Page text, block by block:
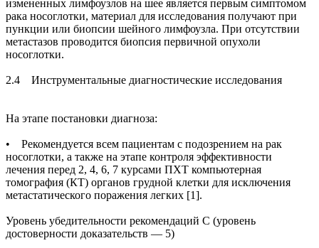
измененных лимфоузлов на шее является первым симптомом
рака носоглотки, материал для исследования получают при
пункции или биопсии шейного лимфоузла. При отсутствии
метастазов проводится биопсия первичной опухоли
носоглотки.
2.4 Инструментальные диагностические исследования
На этапе постановки диагноза:
• Рекомендуется всем пациентам с подозрением на рак
носоглотки, а также на этапе контроля эффективности
лечения перед 2, 4, 6, 7 курсами ПХТ компьютерная
томография (КТ) органов грудной клетки для исключения
метастатического поражения легких [1].
Уровень убедительности рекомендаций С (уровень
достоверности доказательств — 5)